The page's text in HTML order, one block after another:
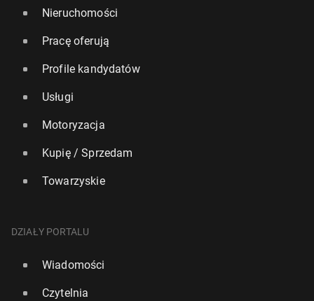
Nieruchomości
Pracę oferują
Profile kandydatów
Usługi
Motoryzacja
Kupię / Sprzedam
Towarzyskie
DZIAŁY PORTALU
Wiadomości
Czytelnia